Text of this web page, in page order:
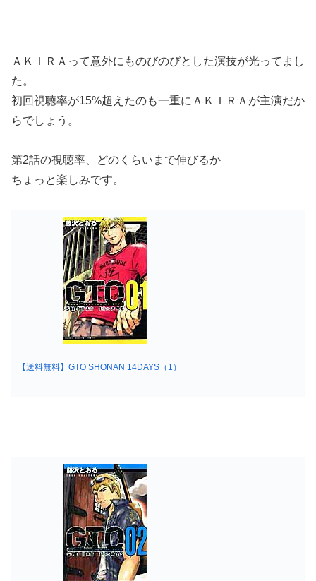
ＡＫＩＲＡって意外にものびのびとした演技が光ってまし
た。
初回視聴率が15%超えたのも一重にＡＫＩＲＡが主演だか
らでしょう。
第2話の視聴率、どのくらいまで伸びるか
ちょっと楽しみです。
【送料無料】GTO SHONAN 14DAYS（1）